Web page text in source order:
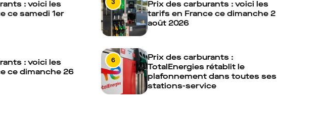
: voici les
ce samedi 1er
3
Prix des carburants : voici les
tarifs en France ce dimanche 2
août 2026
: voici les
ce dimanche 26
6
Prix des carburants :
TotalEnergies rétablit le
plafonnement dans toutes ses
stations-service